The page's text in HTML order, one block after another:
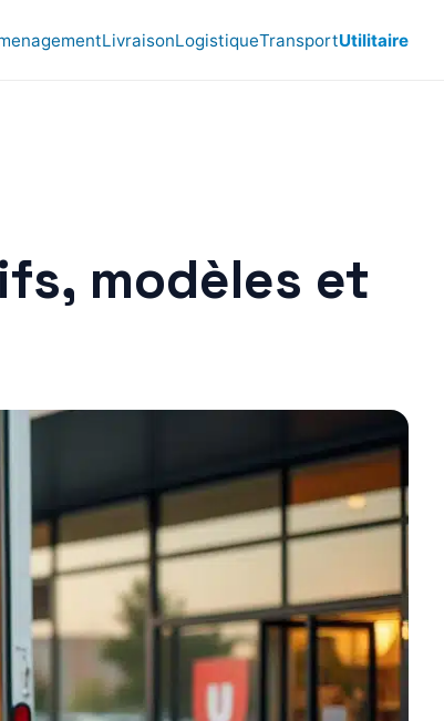
LivraisonLogistiqueTransportUtilitaire
modèles et